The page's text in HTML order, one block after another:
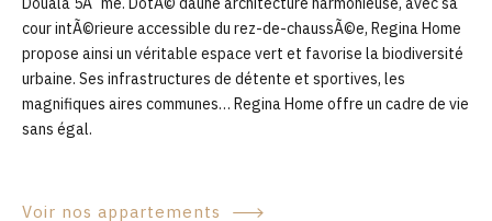
cour intÃ©rieure accessible du rez-de-chaussÃ©e, Regina Home
propose ainsi un véritable espace vert et favorise la biodiversité
urbaine. Ses infrastructures de détente et sportives, les
magnifiques aires communes… Regina Home offre un cadre de vie
sans égal.
Voir nos appartements